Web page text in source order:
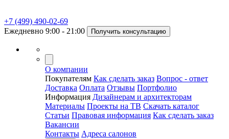
+7 (499) 490-02-69
Ежедневно 9:00 - 21:00
Получить консультацию
О компании
Покупателям Как сделать заказ Вопрос - ответ
Доставка Оплата Отзывы Портфолио
Информация Дизайнерам и архитекторам
Материалы Проекты на ТВ Скачать каталог
Статьи Правовая информация Как сделать заказ
Вакансии
Контакты Адреса салонов